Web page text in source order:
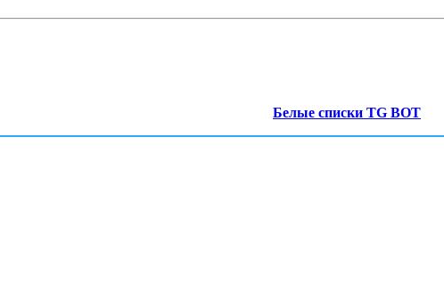
Белые списки TG BOT